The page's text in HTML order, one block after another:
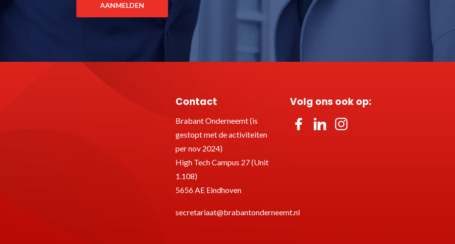
AANMELDEN
Contact
Brabant Onderneemt (is
gestopt met de activiteiten
per nov 2024)
High Tech Campus 27 (Unit
1.108)
5656 AE Eindhoven
secretariaat@brabantonderneemt.nl
Volg ons ook op: